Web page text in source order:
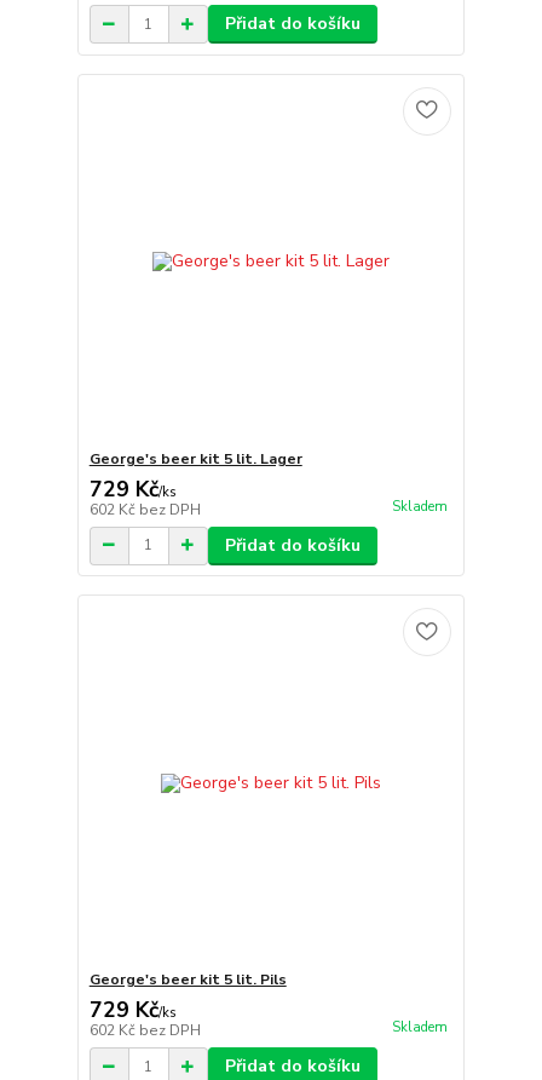
Přidat do košíku
George's beer kit 5 lit. Lager
729 Kč/ks
602 Kč bez DPH Skladem
Přidat do košíku
George's beer kit 5 lit. Pils
729 Kč/ks
602 Kč bez DPH Skladem
Přidat do košíku